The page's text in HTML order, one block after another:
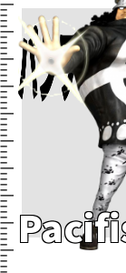
パシフィ
Add To Cart